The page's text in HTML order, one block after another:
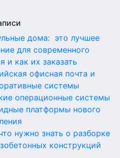
дома: это лучшее
для современного
и как их заказать
офисная почта и
системы
операционные системы
платформы нового
нужно знать о разборке
конструкций